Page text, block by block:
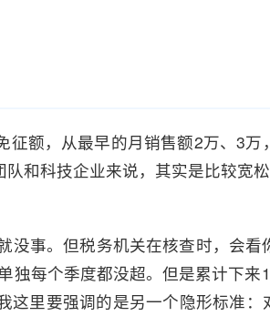
额，从最早的月销售额2万、3
和科技企业来说，其实是比较宽
事。但税务机关在核查时，会
独每个季度都没超。但是累计下
里要强调的是另一个隐形标准